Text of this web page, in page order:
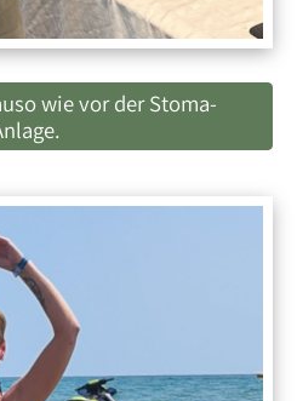
wie vor der Stoma-